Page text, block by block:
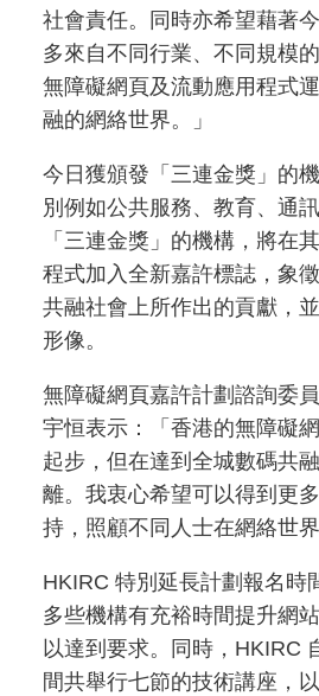
社會責任。同時亦希望藉著
多來自不同行業、不同規模
無障礙網頁及流動應用程式
融的網絡世界。」
今日獲頒發「三連金獎」的
別例如公共服務、教育、通
「三連金獎」的機構，將在
程式加入全新嘉許標誌，象
共融社會上所作出的貢獻，
形像。
無障礙網頁嘉許計劃諮詢委
宇恒表示：「香港的無障礙
起步，但在達到全城數碼共
離。我衷心希望可以得到更
持，照顧不同人士在網絡世界
HKIRC 特別延長計劃報名時
多些機構有充裕時間提升網
以達到要求。同時，HKIRC
間共舉行七節的技術講座，